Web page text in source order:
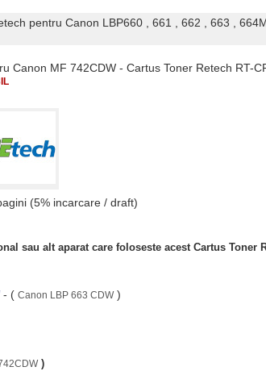
pentru Canon LBP660 , 661 , 662 , 663 ,
Canon MF 742CDW - Cartus Toner Retech RT-
(5% incarcare / draft)
sau alt aparat care foloseste acest Cartus Toner
- ( Canon LBP 663 CDW)
)